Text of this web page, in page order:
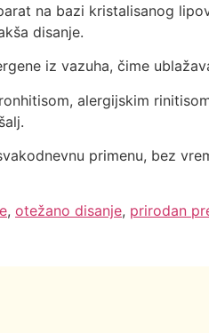
na bazi kristalisanog
disanje.
iz vazuha, čime
alergijskim
primenu, bez
, otežano disanje, prirodan